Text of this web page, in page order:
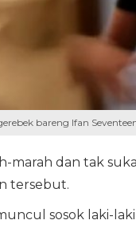
bareng Ifan
marah dan tak
tersebut.
sosok laki-